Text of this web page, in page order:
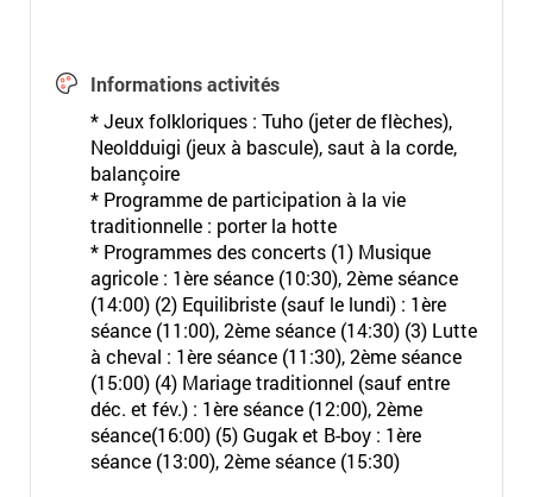
Informations activités
* Jeux folkloriques : Tuho (jeter de flèches),
Neoldduigi (jeux à bascule), saut à la corde,
balançoire
* Programme de participation à la vie
traditionnelle : porter la hotte
* Programmes des concerts (1) Musique
agricole : 1ère séance (10:30), 2ème séance
(14:00) (2) Equilibriste (sauf le lundi) : 1ère
séance (11:00), 2ème séance (14:30) (3) Lutte
à cheval : 1ère séance (11:30), 2ème séance
(15:00) (4) Mariage traditionnel (sauf entre
déc. et fév.) : 1ère séance (12:00), 2ème
séance(16:00) (5) Gugak et B-boy : 1ère
séance (13:00), 2ème séance (15:30)